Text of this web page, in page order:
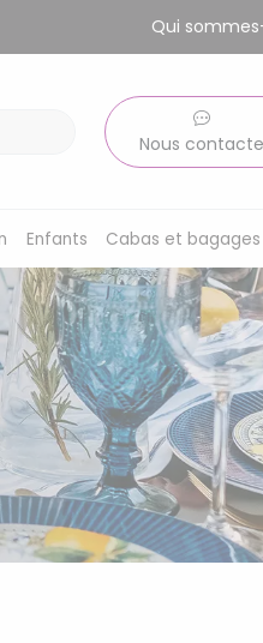
Qui
Nous
Enfants Cabas et bagages